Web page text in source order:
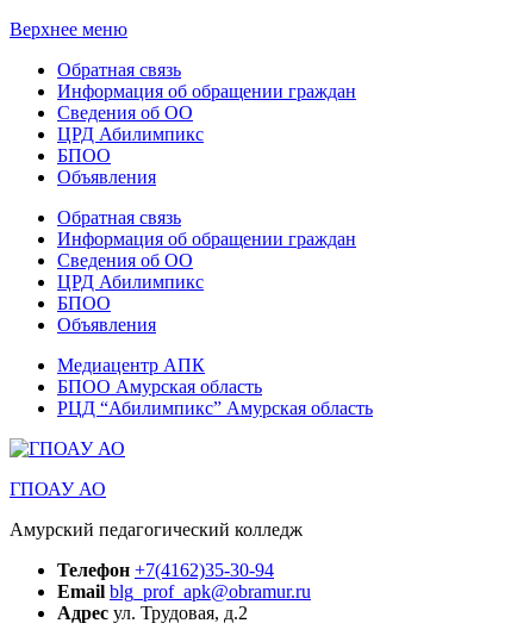
Верхнее меню
Обратная связь
Информация об обращении граждан
Сведения об ОО
ЦРД Абилимпикс
БПОО
Объявления
Обратная связь
Информация об обращении граждан
Сведения об ОО
ЦРД Абилимпикс
БПОО
Объявления
Медиацентр АПК
БПОО Амурская область
РЦД “Абилимпикс” Амурская область
ГПОАУ АО
Амурский педагогический колледж
Телефон +7(4162)35-30-94
Email blg_prof_apk@obramur.ru
Адрес ул. Трудовая, д.2